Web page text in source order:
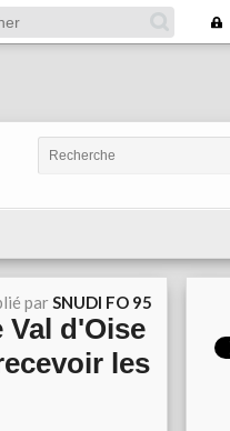
parSNUDI FO 95
Val d'Oise
les